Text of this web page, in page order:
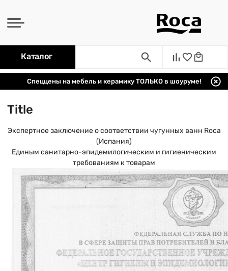
Каталог
Спеццены на мебель и керамику ТОЛЬКО в шоуруме!
Title
Экспертное заключение о соответствии чугунных ванн Roca
(Испания)
Единым санитарно-эпидемилогическим и гигиеническим
требованиям к товарам